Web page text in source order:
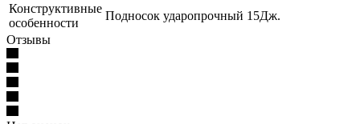
Конструктивные
особенности
Подносок ударопрочный 15Дж.
Отзывы